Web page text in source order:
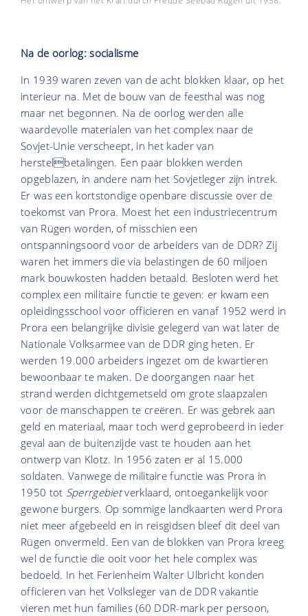
Na de oorlog: socialisme
In 1939 waren zeven van de acht blokken klaar, op het
interieur na. Met de bouw van de feesthal was nog
maar net begonnen. Na de oorlog werden alle
waardevolle materialen van het complex naar de
Sovjet-Unie verscheept, in het kader van
herstelbetalingen. Een paar blokken werden
opgeblazen, in andere nam het Sovjetleger zijn intrek.
Er was een kortstondige openbare discussie over de
toekomst van Prora. Moest het een industriecentrum
van Rügen worden, of misschien een
ontspanningsoord voor de arbeiders van de DDR? Zij
waren het immers die via belastingen de 60 miljoen
mark bouwkosten hadden betaald. Besloten werd het
complex een militaire functie te geven: er kwam een
opleidingsschool voor officieren en vanaf 1952 werd in
Prora een belangrijke divisie gelegerd van wat later de
Nationale Volksarmee van de DDR ging heten. Er
werden 19.000 arbeiders ingezet om de kwartieren
bewoonbaar te maken. De doorgangen naar het
strand werden dichtgemetseld om grote slaapzalen
voor de manschappen te creëren. Er was gebrek aan
geld en materiaal, maar toch werd geprobeerd in ieder
geval aan de buitenzijde vast te houden aan het
ontwerp van Klotz. In 1956 zaten er al 15.000
soldaten. Vanwege de militaire functie was Prora in
1950 tot Sperrgebietverklaard, ontoegankelijk voor
gewone burgers. Op sommige landkaarten werd Prora
niet meer afgebeeld en in reisgidsen bleef dit deel van
Rügen onvermeld. Een van de blokken van Prora kreeg
wel de functie die ooit voor het hele complex was
bedoeld. In het Ferienheim Walter Ulbricht konden
officieren van het Volksleger van de DDR vakantie
vieren met hun families (60 DDR-mark per persoon,